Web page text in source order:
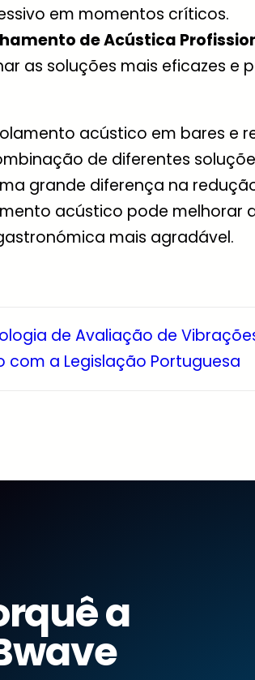
em momentos críticos.
de Acústica
as soluções mais eficazes e
acústico em bares e
de diferentes
grande diferença na
acústico pode melhorar
mais agradável.
de Avaliação de
com a Legislação Portuguesa
a